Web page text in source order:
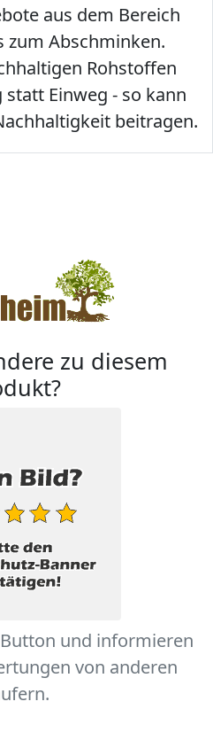
aus dem Bereich
zum Abschminken.
Rohstoffen
Einweg - so kann
beitragen.
zu diesem
und informieren
von anderen